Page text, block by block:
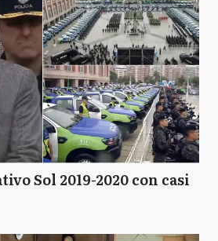
Sol 2019-2020 con casi